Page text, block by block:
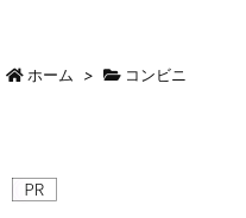
ホーム > コンビニ